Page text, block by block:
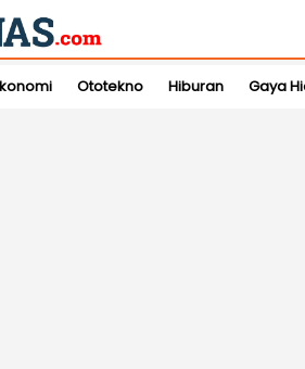
Ototekno Hiburan Gaya